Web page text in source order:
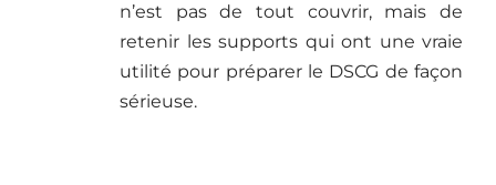
n’est pas de tout couvrir, mais de
retenir les supports qui ont une vraie
utilité pour préparer le DSCG de façon
sérieuse.